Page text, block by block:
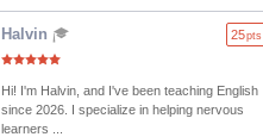
Halvin 25pts
Hi! I'm Halvin, and I've been teaching English
since 2026. I specialize in helping nervous
learners ...